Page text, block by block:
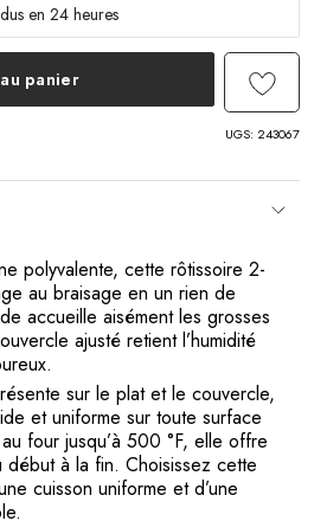
en 24 heures
panier
UGS: 243067
polyvalente, cette rôtissoire 2-
au braisage en un rien de
accueille aisément les grosses
ajusté retient l’humidité
sur le plat et le couvercle,
et uniforme sur toute surface
four jusqu’à 500 °F, elle offre
à la fin. Choisissez cette
cuisson uniforme et d’une